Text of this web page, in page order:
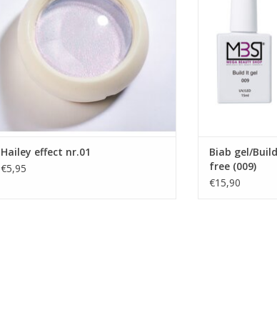
- duurzaamheid tot 3 weken,
Product eigenschappen:
-Zeer veilig product
-Zeer gemakkelijk in gebruik
-Hoog gepigmenteerde Gel polish
-Dun aan te brengen
-Ook geschikt voor over Acryl,
Cateye poeder
Gellak UV/LED
Groothandel in nagelproducten
TOEVOEGEN AAN WINKELWAGEN
Hailey effect nr.01
€5,95
Biab gel/
free (009)
€15,90